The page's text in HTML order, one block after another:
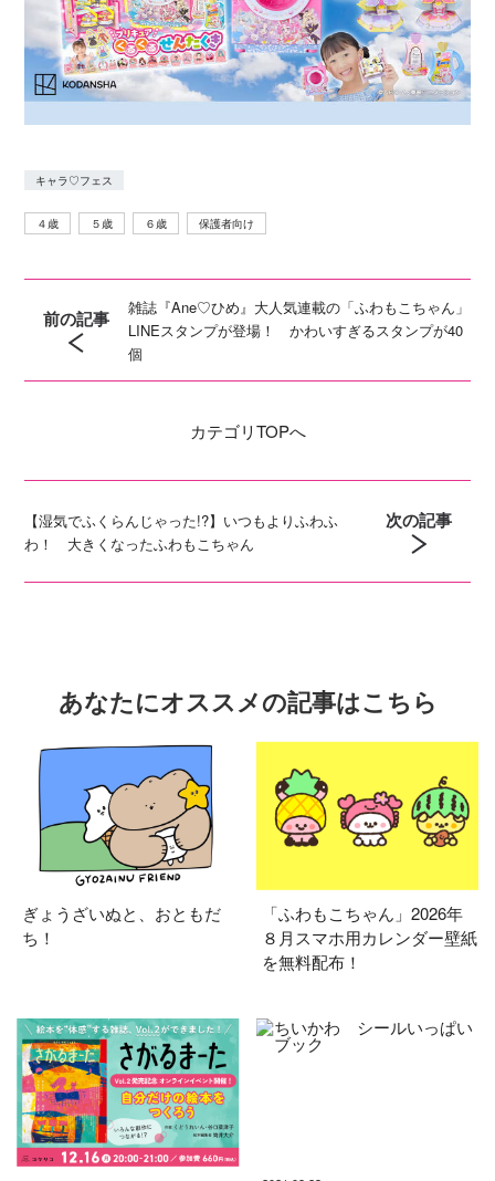
キャラ♡フェス
４歳 ５歳 ６歳 保護者向け
前の記事
雑誌『Ane♡ひめ』大人気連載の「ふわもこちゃん」
LINEスタンプが登場！ かわいすぎるスタンプが40
個
カテゴリTOPへ
【湿気でふくらんじゃった!?】いつもよりふわふ
わ！ 大きくなったふわもこちゃん
次の記事
あなたにオススメの記事はこちら
ぎょうざいぬと、おともだ
ち！
「ふわもこちゃん」2026年
８月スマホ用カレンダー壁紙
を無料配布！